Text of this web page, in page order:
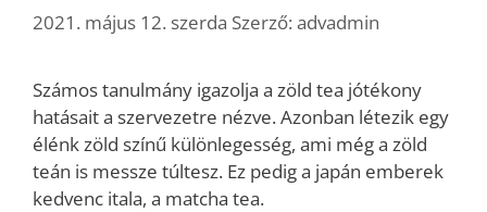
2021. május 12. szerda Szerző: advadmin
Számos tanulmány igazolja a zöld tea jótékony
hatásait a szervezetre nézve. Azonban létezik egy
élénk zöld színű különlegesség, ami még a zöld
teán is messze túltesz. Ez pedig a japán emberek
kedvenc itala, a matcha tea.